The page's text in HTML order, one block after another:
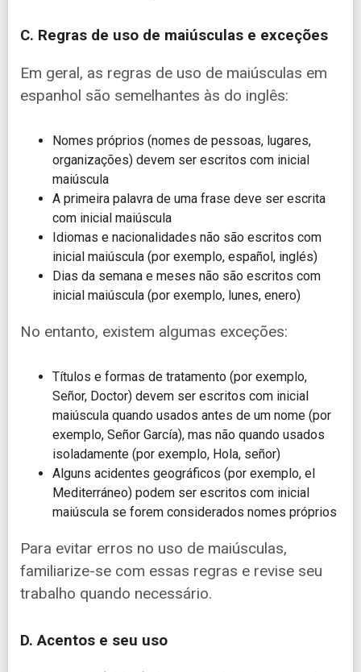
C. Regras de uso de maiúsculas e exceções
Em geral, as regras de uso de maiúsculas em
espanhol são semelhantes às do inglês:
Nomes próprios (nomes de pessoas, lugares,
organizações) devem ser escritos com inicial
maiúscula
A primeira palavra de uma frase deve ser escrita
com inicial maiúscula
Idiomas e nacionalidades não são escritos com
inicial maiúscula (por exemplo, español, inglés)
Dias da semana e meses não são escritos com
inicial maiúscula (por exemplo, lunes, enero)
No entanto, existem algumas exceções:
Títulos e formas de tratamento (por exemplo,
Señor, Doctor) devem ser escritos com inicial
maiúscula quando usados antes de um nome (por
exemplo, Señor García), mas não quando usados
isoladamente (por exemplo, Hola, señor)
Alguns acidentes geográficos (por exemplo, el
Mediterráneo) podem ser escritos com inicial
maiúscula se forem considerados nomes próprios
Para evitar erros no uso de maiúsculas,
familiarize-se com essas regras e revise seu
trabalho quando necessário.
D. Acentos e seu uso